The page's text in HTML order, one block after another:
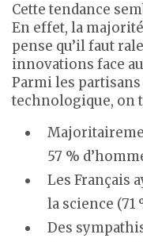
Cette tendance
En effet, la
pense qu’il faut
innovations face
Parmi les
technologique, on
57 %
Les Français
la science (71
Des